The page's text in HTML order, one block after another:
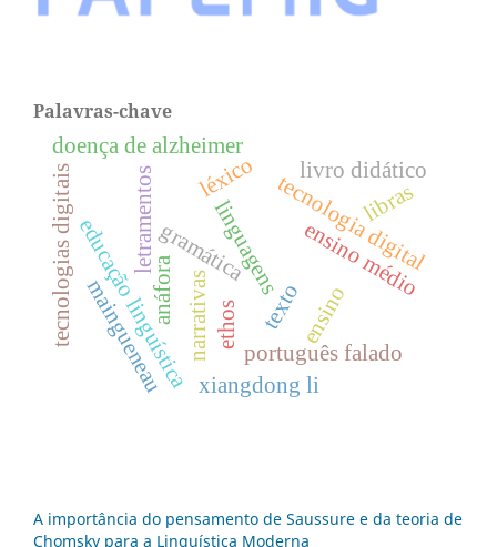
Palavras-chave
linguagens
letramentos
ensino
tecnologia digital
gramática
português falado
texto
educação linguística
tecnologias digitais
xiangdong li
doença de alzheimer
narrativas
anáfora
livro didático
ensino médio
ethos
maingueneau
léxico
libras
A importância do pensamento de Saussure e da teoria de
Chomsky para a Linguística Moderna